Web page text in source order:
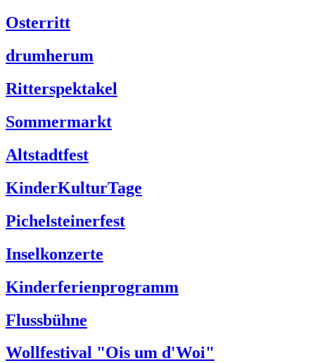
Osterritt
drumherum
Ritterspektakel
Sommermarkt
Altstadtfest
KinderKulturTage
Pichelsteinerfest
Inselkonzerte
Kinderferienprogramm
Flussbühne
Wollfestival "Ois um d'Woi"